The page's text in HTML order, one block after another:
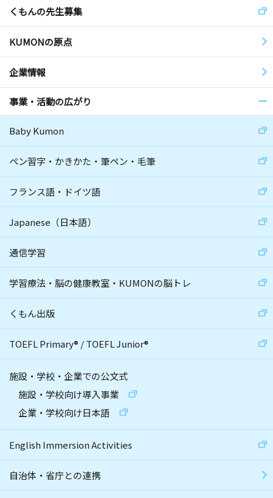
くもんの先生募集
KUMONの原点
企業情報
事業・活動の広がり
Baby Kumon
ペン習字・かきかた・筆ペン・毛筆
フランス語・ドイツ語
Japanese（日本語）
通信学習
学習療法・脳の健康教室・KUMONの脳トレ
くもん出版
TOEFL Primary® /TOEFL Junior®
施設・学校・企業での公文式
施設・学校向け導入事業
企業・学校向け日本語
English Immersion Activities
自治体・省庁との連携